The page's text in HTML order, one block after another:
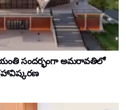
సందర్భంగా అమరావతిలో